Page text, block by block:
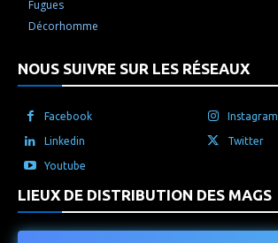
Fugues
Décorhomme
NOUS SUIVRE SUR LES RÉSEAUX
Facebook Instagram
Linkedin Twitter
Youtube
LIEUX DE DISTRIBUTION DES MAGS